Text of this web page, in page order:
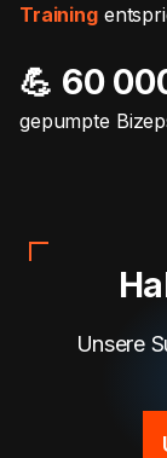
Training
💪 60
gepumpte
Unsere